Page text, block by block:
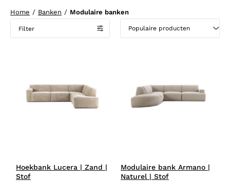
Home / Banken / Modulaire banken
Filter
Hoekbank Lucera | Zand |
Stof
Modulaire bank Armano |
Naturel | Stof